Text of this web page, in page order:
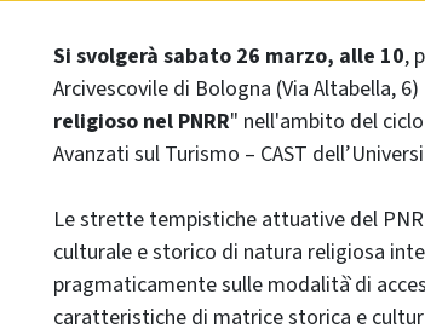
Si svolgerà sabato 26 marzo, alle 10,
Arcivescovile di Bologna (Via Altabella,
religioso nel PNRR" nell'ambito del
Avanzati sul Turismo – CAST
Le strette tempistiche attuative del
culturale e storico di natura religiosa
pragmaticamente sulle modalità̀ di
caratteristiche di matrice storica e